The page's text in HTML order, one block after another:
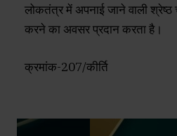
लोकतंत्र में अपनाई जाने वाली श्रेष्ठ
करने का अवसर प्रदान करता है।
क्रमांक-207/कीर्ति